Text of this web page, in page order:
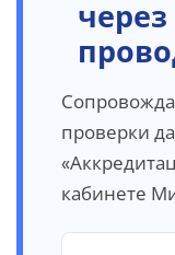
проверки
кабинете